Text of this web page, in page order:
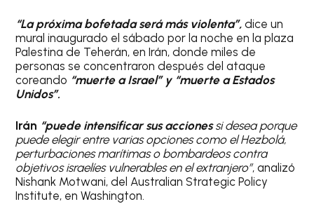
“La próxima bofetada será más violenta”, dice un
mural inaugurado el sábado por la noche en la plaza
Palestina de Teherán, en Irán, donde miles de
personas se concentraron después del ataque
coreando “muerte a Israel” y “muerte a Estados
Unidos”.
Irán “puede intensificar sus accionessi desea porque
puede elegir entre varias opciones como el Hezbolá,
perturbaciones marítimas o bombardeos contra
objetivos israelíes vulnerables en el extranjero”, analizó
Nishank Motwani, del Australian Strategic Policy
Institute, en Washington.